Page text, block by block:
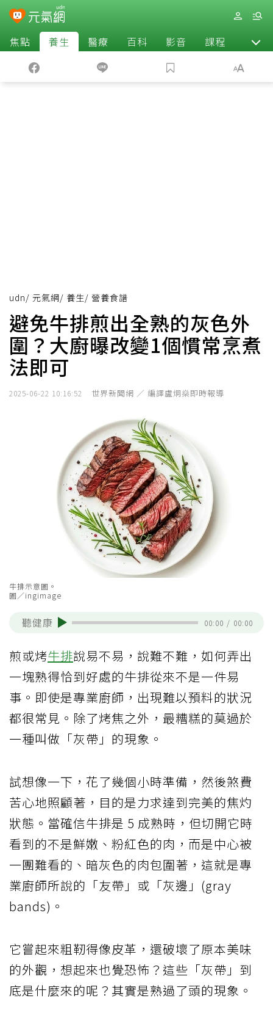
焦點 養生 醫療 百科 影音 課程 退休
udn/ 元氣網/ 養生/ 營養食譜
避免牛排煎出全熟的灰色外
圍？大廚曝改變1個慣常烹煮
法即可
2025-06-22 10:16:52 世界新聞網 ／ 編譯盧炯燊即時報導
牛排示意圖。
圖／ingimage
聽健康 00:00 / 00:00
煎或烤牛排說易不易，說難不難，如何弄出
一塊熟得恰到好處的牛排從來不是一件易
事。即使是專業廚師，出現難以預料的狀況
都很常見。除了烤焦之外，最糟糕的莫過於
一種叫做「灰帶」的現象。
試想像一下，花了幾個小時準備，然後煞費
苦心地照顧著，目的是力求達到完美的焦灼
狀態。當確信牛排是 5 成熟時，但切開它時
看到的不是鮮嫩、粉紅色的肉，而是中心被
一團難看的、暗灰色的肉包圍著，這就是專
業廚師所說的「友帶」或「灰邊」(gray
bands)。
它嘗起來粗靭得像皮革，還破壞了原本美味
的外觀，想起來也覺恐怖？這些「灰帶」到
底是什麼來的呢？其實是熟過了頭的現象。